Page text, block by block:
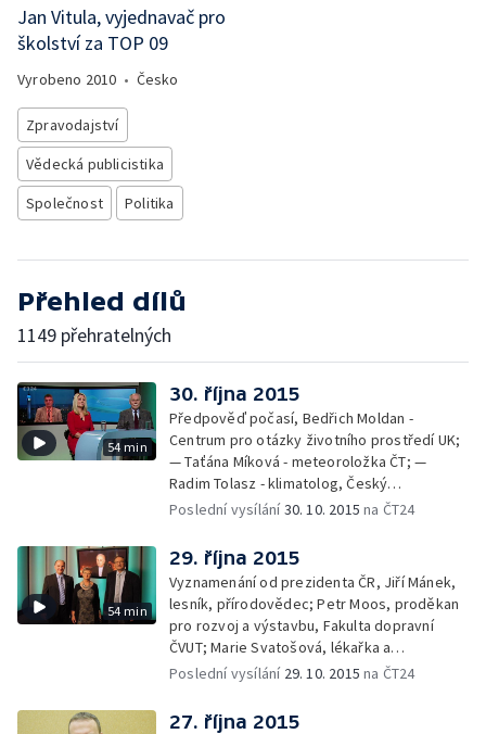
Jan Vitula, vyjednavač pro
školství za TOP 09
Vyrobeno 2010 • Česko
Zpravodajství
Vědecká publicistika
Společnost
Politika
Přehled dílů
1149 přehratelných
54 min
30. října 2015
Předpověď počasí, Bedřich Moldan -
Centrum pro otázky životního prostředí UK;
— Taťána Míková - meteoroložka ČT; —
Radim Tolasz - klimatolog, Český
hydrometeorologický ústav
Poslední vysílání30. 10. 2015 na ČT24
54 min
29. října 2015
Vyznamenání od prezidenta ČR, Jiří Mánek,
lesník, přírodovědec; Petr Moos, proděkan
pro rozvoj a výstavbu, Fakulta dopravní
ČVUT; Marie Svatošová, lékařka a
zakladatelka Českého hospicového hnutí;
Poslední vysílání 29. 10. 2015 na ČT24
27. října 2015